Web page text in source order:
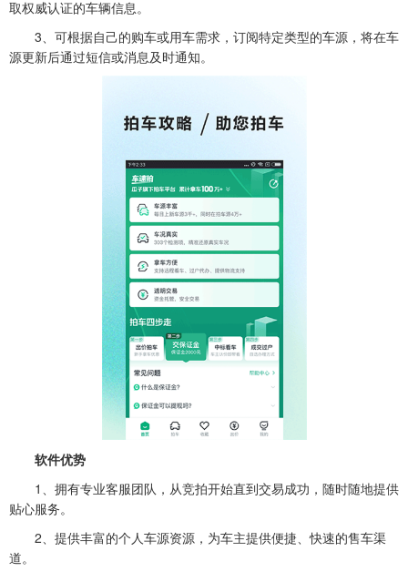
取权威认证的车辆信息。
3、可根据自己的购车或用车需求，订阅特定类型的车源，将在车
源更新后通过短信或消息及时通知。
软件优势
1、拥有专业客服团队，从竞拍开始直到交易成功，随时随地提供
贴心服务。
2、提供丰富的个人车源资源，为车主提供便捷、快速的售车渠
道。